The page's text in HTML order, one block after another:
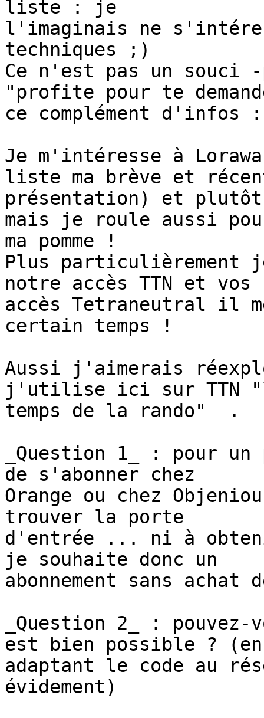
liste : je
l'imaginais ne
techniques ;)
Ce n'est pas un
"profite pour te
ce complément d'infos :
Je m'intéresse à
liste ma brève et
présentation) et
mais je roule aussi
ma pomme !
Plus
notre accès TTN et vos
accès Tetraneutral il
certain temps !
Aussi j'aimerais
j'utilise ici sur TTN
temps de la rando"  .
_Question 1_ : pour
de s'abonner chez
Orange ou chez
trouver la porte
d'entrée ... ni à
je souhaite donc un
abonnement sans achat
_Question 2_ :
est bien possible ?
adaptant le code au
évidement)